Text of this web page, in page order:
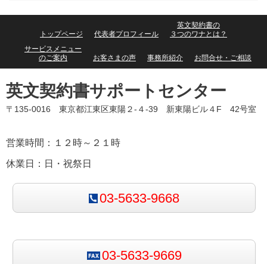
トップページ 代表者プロフィール
英文契約書の
３つのワナとは？
サービスメニュー
のご案内
お客さまの声 事務所紹介 お問合せ・ご相談
英文契約書サポートセンター
〒135-0016 東京都江東区東陽２-４-39 新東陽ビル４F 42号室
営業時間：１２時～２１時
休業日：日・祝祭日
03-5633-9668
03-5633-9669